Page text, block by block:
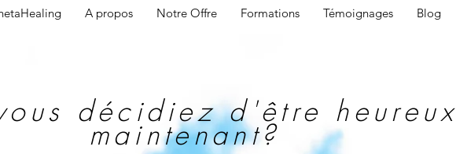
A propos Notre Offre Formations Témoignages Blog
décidiez d'être heureux
maintenant?